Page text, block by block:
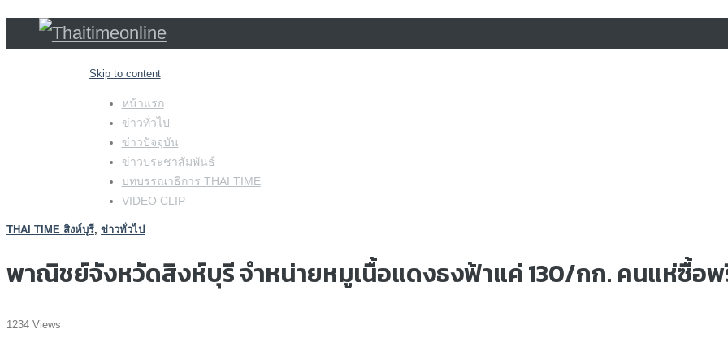
Skip to content
หน้าแรก
ข่าวทั่วไป
ข่าวปัจจุบัน
ข่าวประชาสัมพันธ์
บทบรรณาธิการ THAI TIME
VIDEO CLIP
THAI TIME สิงห์บุรี, ข่าวทั่วไป
พาณิชย์จังหวัดสิงห์บุรี จำหน่ายหมูเนื้อแดงธงฟ้าแค่ 130/กก. คนแห่ซื้อพ
1234 Views